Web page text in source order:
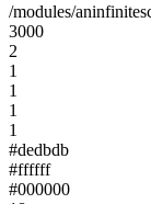
/modules/
3000
2
1
1
1
1
#dedbdb
#ffffff
#000000